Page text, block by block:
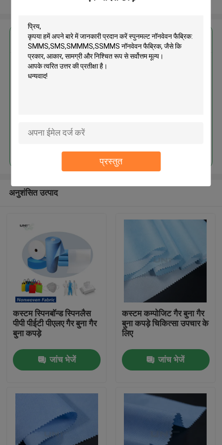
प्रस्तुत
हमारे बारे में
सबसे उत्तम प्रतिदान प्राप्त करें
स्पुनमल्ट नॉनवेवन फैब्रिक:
अनुशंसित उत्पाद
कस्टम स्पिनबॉन्ड स्पिनलैस
पीपी पीईटी पीएलए गैर बुना गैर
बुना कपड़े
जांच भेजें
कस्टम कम्पोजिट गैर बुना गैर
बुना कपड़े चिकित्सा उपचार के
लिए
जांच भेजें